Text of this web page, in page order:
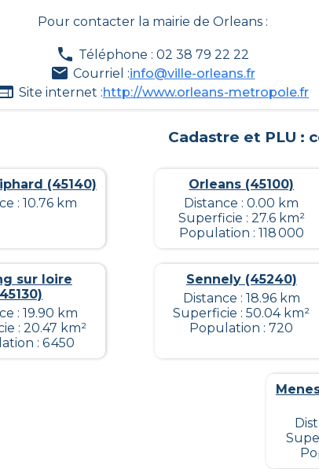
Pour contacter la mairie de Orleans:
Téléphone : 02 38 79 22 22
Courriel :info@ville-orleans.fr
Site internet :http://www.orleans-metropole.fr
Cadastre et PLU :
(45140)
: 10.76 km
Orleans (45100)
Distance : 0.00 km
Superficie : 27.6 km²
Population : 118 000
sur loire
: 19.90 km
: 20.47 km²
: 6 450
Sennely (45240)
Distance : 18.96 km
Superficie : 50.04 km²
Population : 720